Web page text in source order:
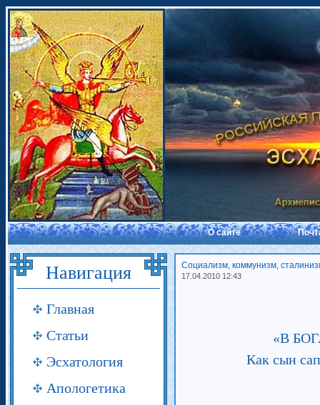
О сайте
Навигация
Главная
Статьи
Эсхатология
Апологетика
Социализм, коммунизм,
17.04.2010 12:43
«В
Как сын